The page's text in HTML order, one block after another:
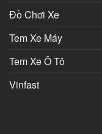
Đồ Chơi Xe
Tem Xe Máy
Tem Xe Ô Tô
Vinfast